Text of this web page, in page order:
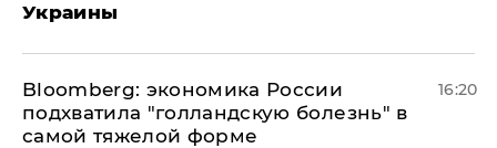
Украины
Bloomberg: экономика России
подхватила "голландскую болезнь" в
самой тяжелой форме
16:20